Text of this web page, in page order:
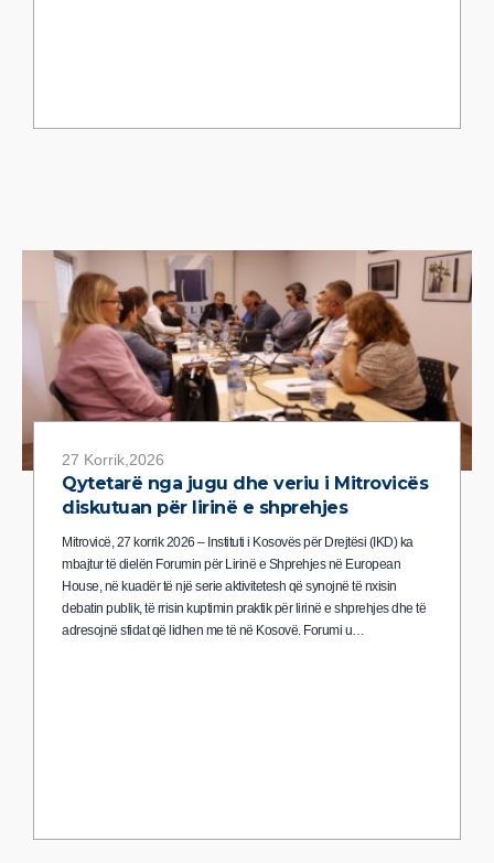
27 Korrik,2026
Qytetarë nga jugu dhe veriu i Mitrovicës
diskutuan për lirinë e shprehjes
Mitrovicë, 27 korrik 2026 – Instituti i Kosovës për Drejtësi (IKD) ka
mbajtur të dielën Forumin për Lirinë e Shprehjes në European
House, në kuadër të një serie aktivitetesh që synojnë të nxisin
debatin publik, të rrisin kuptimin praktik për lirinë e shprehjes dhe të
adresojnë sfidat që lidhen me të në Kosovë. Forumi u…